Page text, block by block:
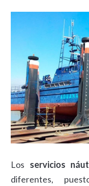
Los servicios
diferentes,